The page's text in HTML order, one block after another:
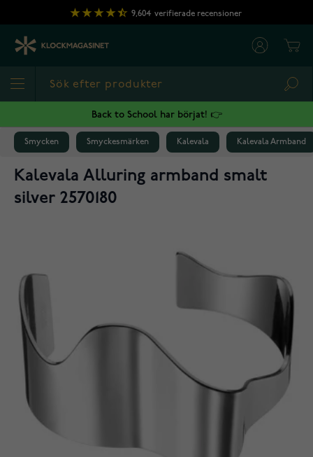
Hoppa till innehållet
9,604 verifierade recensioner
Back to School har börjat! 👉
Smycken Smyckesmärken Kalevala Kalevala Armband
Kalevala Alluring armband smalt
silver 2570180